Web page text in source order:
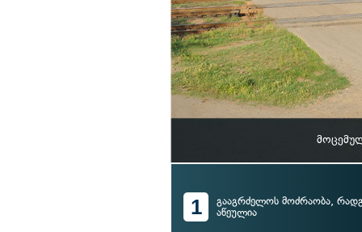
1
გააგრძელოს მოძრაობა,
აწეულია